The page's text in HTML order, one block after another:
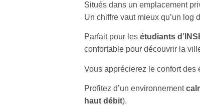
Situés dans un emplacement
Un chiffre vaut mieux qu’un log
Parfait pour les étudiants
confortable pour découvrir la
Vous apprécierez le confort des
Profitez d’un environnement
haut débit).